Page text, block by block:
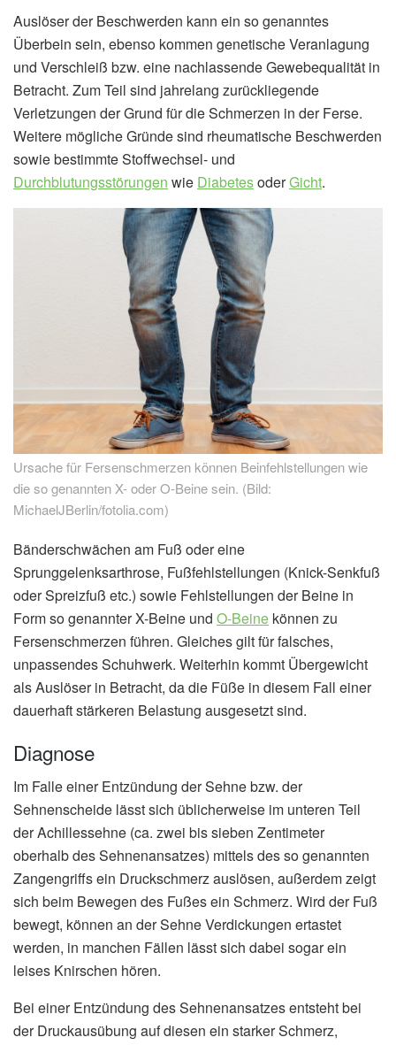
Auslöser der Beschwerden kann ein so genanntes
Überbein sein, ebenso kommen genetische Veranlagung
und Verschleiß bzw. eine nachlassende Gewebequalität in
Betracht. Zum Teil sind jahrelang zurückliegende
Verletzungen der Grund für die Schmerzen in der Ferse.
Weitere mögliche Gründe sind rheumatische Beschwerden
sowie bestimmte Stoffwechsel- und
Durchblutungsstörungen wie DiabetesoderGicht.
Ursache für Fersenschmerzen können Beinfehlstellungen wie
die so genannten X- oder O-Beine sein. (Bild:
MichaelJBerlin/fotolia.com)
Bänderschwächen am Fuß oder eine
Sprunggelenksarthrose, Fußfehlstellungen (Knick-Senkfuß
oder Spreizfuß etc.) sowie Fehlstellungen der Beine in
Form so genannter X-Beine und O-Beine können zu
Fersenschmerzen führen. Gleiches gilt für falsches,
unpassendes Schuhwerk. Weiterhin kommt Übergewicht
als Auslöser in Betracht, da die Füße in diesem Fall einer
dauerhaft stärkeren Belastung ausgesetzt sind.
Diagnose
Im Falle einer Entzündung der Sehne bzw. der
Sehnenscheide lässt sich üblicherweise im unteren Teil
der Achillessehne (ca. zwei bis sieben Zentimeter
oberhalb des Sehnenansatzes) mittels des so genannten
Zangengriffs ein Druckschmerz auslösen, außerdem zeigt
sich beim Bewegen des Fußes ein Schmerz. Wird der Fuß
bewegt, können an der Sehne Verdickungen ertastet
werden, in manchen Fällen lässt sich dabei sogar ein
leises Knirschen hören.
Bei einer Entzündung des Sehnenansatzes entsteht bei
der Druckausübung auf diesen ein starker Schmerz,